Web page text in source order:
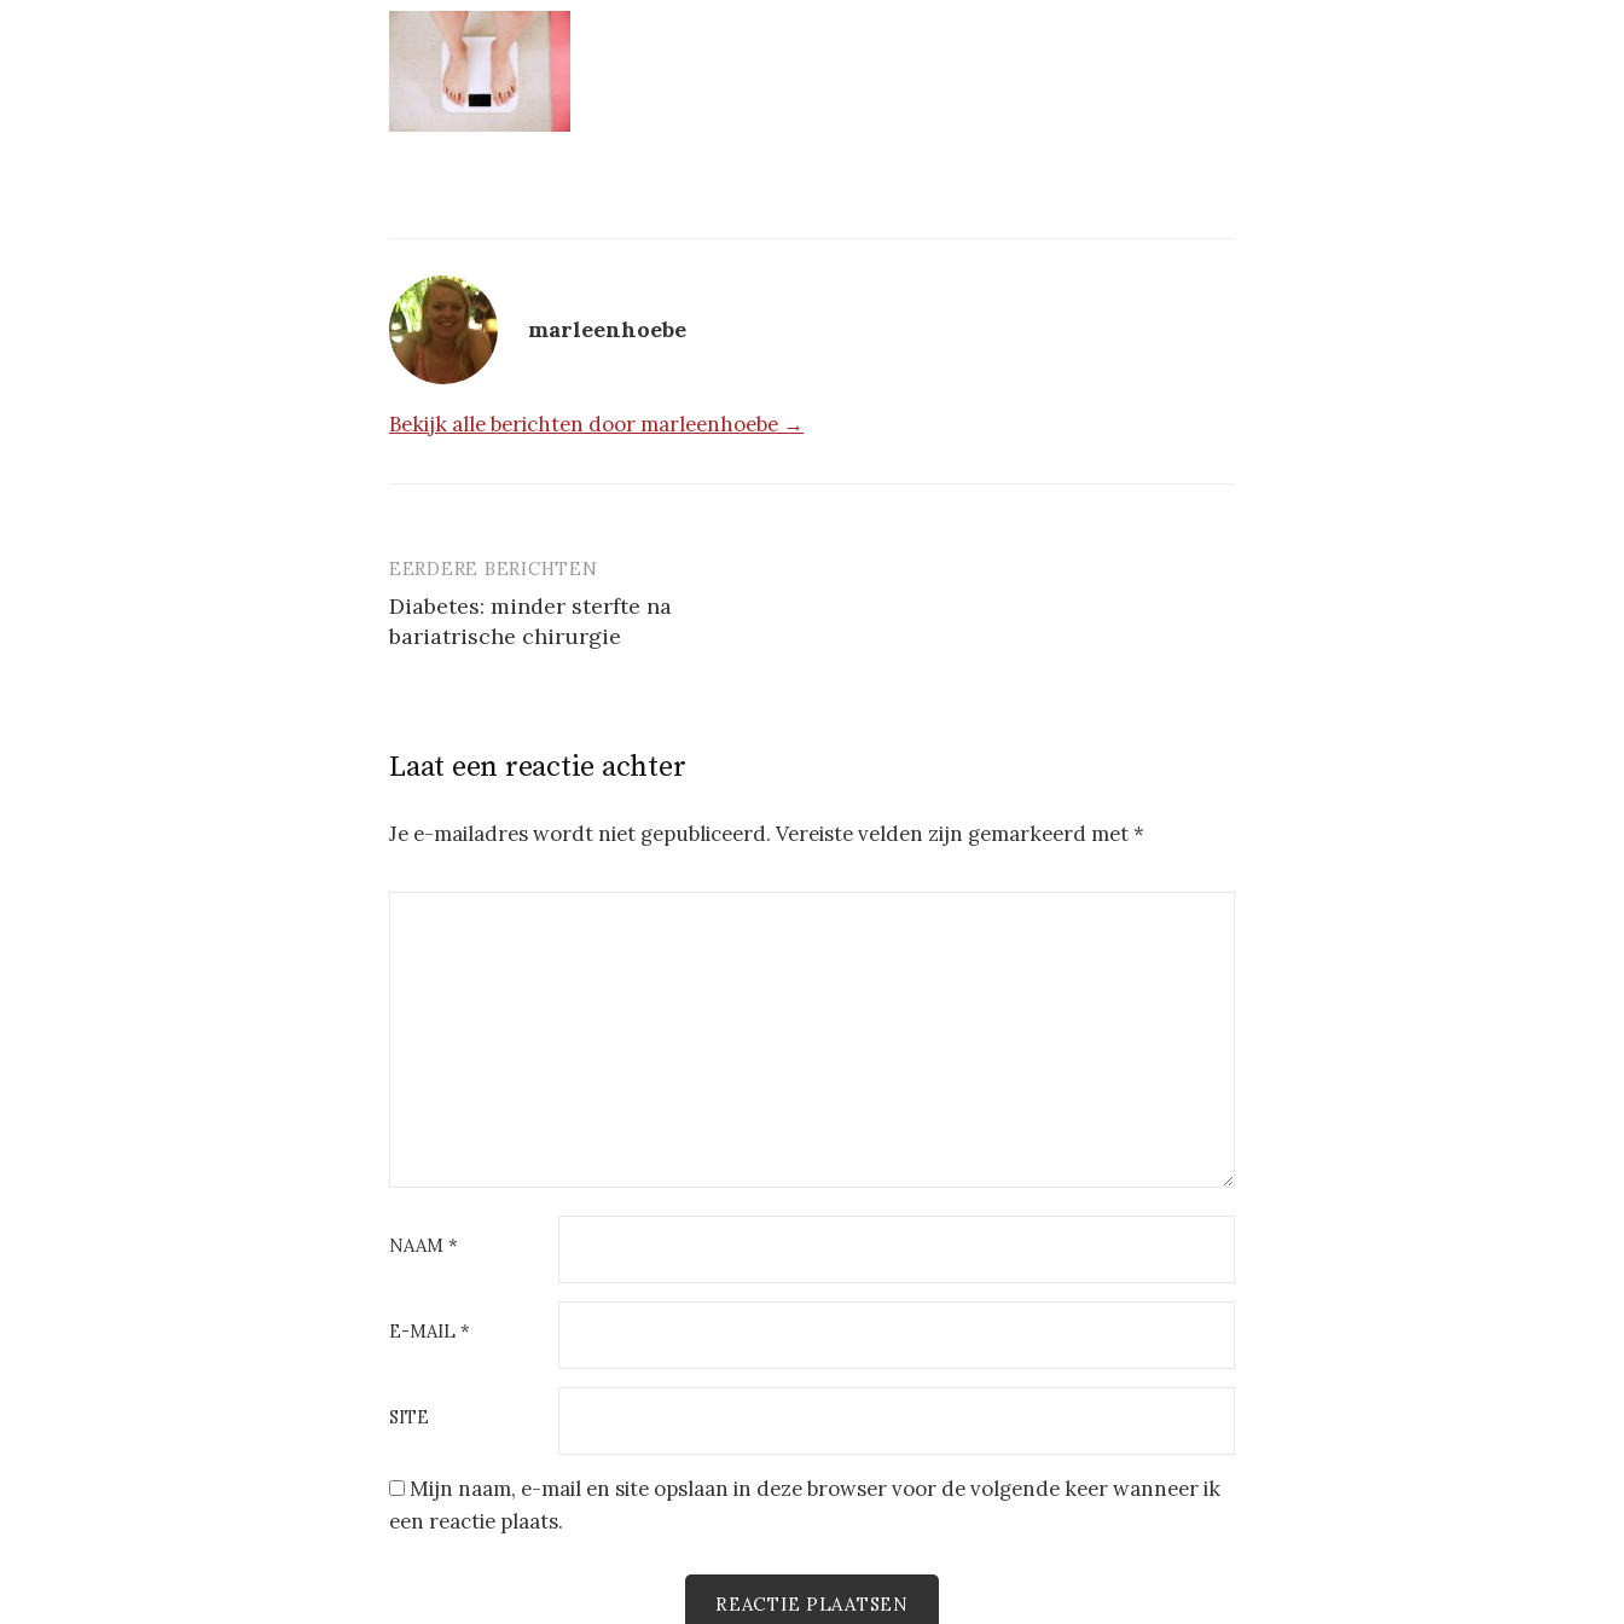
marleenhoebe
Bekijk alle berichten door marleenhoebe →
Berichtnavigatie
EERDERE BERICHTEN
Diabetes: minder sterfte na
bariatrische chirurgie
Laat een reactie achter
Je e-mailadres wordt niet gepubliceerd. Vereiste velden zijn gemarkeerd met*
NAAM *
E-MAIL *
SITE
Mijn naam, e-mail en site opslaan in deze browser voor de volgende keer wanneer ik
een reactie plaats.